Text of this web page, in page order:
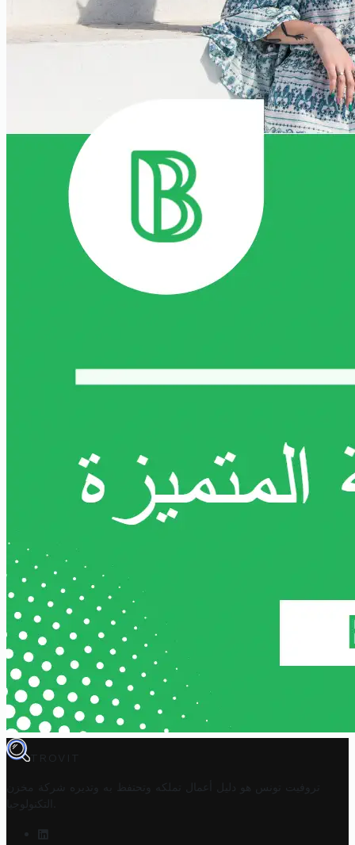
TROVIT
تروفيت تونس هو دليل أعمال تملكه وتحتفظ به وتديره
شركة مخزن
التكنولوجيا